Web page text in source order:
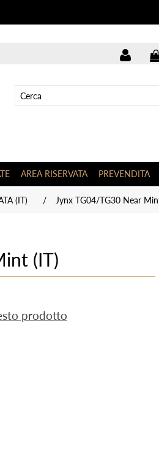
AREA RISERVATA PREVENDITA
(IT) / Jynx TG04/TG30 Near
(IT)
prodotto